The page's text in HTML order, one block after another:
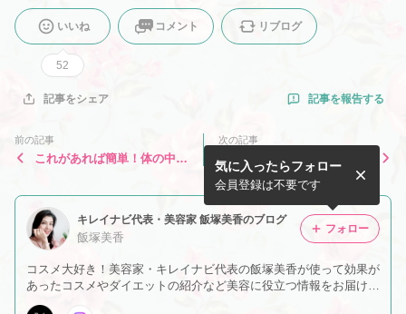
いいね
52
コメント リブログ
記事をシェア 記事を報告する
前の記事
これがあれば簡単！体の中か
次の記事
2019年4月のMy Little Box到
着！平成最後のボックスの中
身は！？
キレイナビ代表・美容家 飯塚美香のブログ
飯塚美香
コスメ大好き！美容家・キレイナビ代表の飯塚美香が使って効果が
あったコスメやダイエットの紹介など美容に役立つ情報をお届けし
ます！
気に入ったらフォロー
会員登録は不要です
フォロー